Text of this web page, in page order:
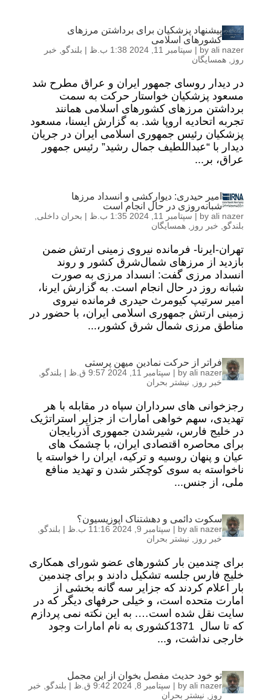
پیشنهاد پزشکیان برای برداشتن مرزهای
کشورهای اسلامی
byali nazer
| سپتامبر 11, 2024 1:38 ب.ظ | بلندگو
خبر
روز
همسایگان
در دیدار روسای جمهور ایران و عراق مطرح شد
مسعود پزشکیان خواستار حرکت به سمت
برداشتن مرزهای کشورهای اسلامی همانند
تجربه اتحادیه اروپا شد. به گزارش ایسنا، مسعود
پزشکیان رئیس جمهوری اسلامی ایران در جریان
دیدار با “عبداللطیف جمال رشید” رئیس جمهور
عراق، بر...
امیر حیدری: دیوارکشی و انسداد مرزها
شبانه‌روزی در حال انجام است
byali nazer
| سپتامبر 11, 2024 1:35 ب.ظ | بحران داخلی
بلندگو
خبر روز همسایگان
تهران-ایرنا- فرمانده نیروی زمینی ارتش ضمن
بازدید از مرزهای شمال‌شرق کشور و روند
انسداد مرزی گفت: انسداد مرزی به صورت
شبانه روز در حال انجام است. به گزارش ایرنا،
امیر سرتیپ کیومرث حیدری فرمانده نیروی
زمینی ارتش جمهوری اسلامی ایران، با حضور در
مناطق مرزی شمال شرق کشور،...
فراتر از حرکت نمادین میهن پرستی
byali nazer
| سپتامبر 11, 2024 9:57 ق.ظ | بلندگو
خبر روز
نیشتر بحران
رجزخوانی های سرداران سپاه در مقابله با هر
تهدیدی، سهم خواهی امارات از جزایر استراتژیک
در خلیج فارس، شیرشدن جمهوری آذربایجان
برای محاصره اقتصادی ایران، با چشمک های
عیان و پنهان روسیه و ترکیه، ایران را خواسته یا
ناخواسته به سوی کوچکتر شدن و تهدید منافع
ملی، از جنس...
سکوت دائمی و دهشتناک اپوزیسیون؟
byali nazer
| سپتامبر 9, 2024 11:16 ب.ظ | بلندگو
خبر روز
نیشتر بحران
برای چندمین بار کشورهای عضو شورای همکاری
خلیج فارس جلسه تشکیل دادند و برای چندمین
بار اعلام کردند که جزایر سه گانه بخشی از
امارت متحده است، و خیلی حرفهای دیگر که در
سایت نقل شده است…. به این نکته نمی پردازم
که تا سال 1371کشوری به نام امارات وجود
خارجی نداشت، و...
تو خود حدیث مفصل بخوان از این مجمل
byali nazer
| سپتامبر 8, 2024 9:42 ق.ظ | بلندگو
خبر
روز
نیشتر بحران